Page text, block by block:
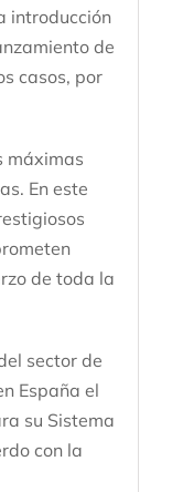
introducción
de
casos, por
máximas
En este
de toda la
sector de
España el
su Sistema
con la